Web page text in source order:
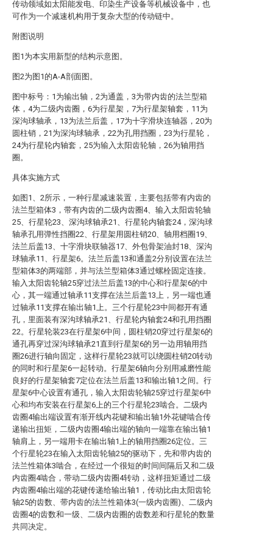
传动领域如太阳能发电、印染生产设备等机械设备中，也
可作为一个减速机构用于复杂大型的传动链中。
附图说明
图1为本实用新型的结构示意图。
图2为图1的A-A剖面图。
图中标号：1为输出轴，2为通盖，3为带内齿的法兰型箱
体，4为二级内齿圈，6为行星架，7为行星架轴套，11为
深沟球轴承，13为法兰后盖，17为十字滑块连轴器，20为
圆柱销，21为深沟球轴承，22为孔用挡圈，23为行星轮，
24为行星轮内轴套，25为输入太阳齿轮轴，26为轴用挡
圈。
具体实施方式
如图1、2所示，一种行星减速装置，主要包括带有内齿的
法兰型箱体3，带有内齿的二级内齿圈4、输入太阳齿轮轴
25、行星轮23、深沟球轴承21、行星轮内轴套24，深沟球
轴承孔用弹性挡圈22、行星架用圆柱销20、轴用档圈19、
法兰后盖13、十字滑块联轴器17、外包骨架油封18、深沟
球轴承11、行星架6。法兰后盖13和通盖2分别设置在法兰
型箱体3的两端部，并与法兰型箱体3通过螺栓固定连接。
输入太阳齿轮轴25穿过法兰后盖13的中心和行星架6的中
心，其一端通过轴承11支撑在法兰后盖13上，另一端也通
过轴承11支撑在输出轴1上。三个行星轮23中间都开有通
孔，里面装有深沟球轴承21、行星轮内轴套24和孔用挡圈
22。行星轮装23在行星架6中间，圆柱销20穿过行星架6的
通孔再穿过深沟球轴承21直到行星架6的另一边用轴用挡
圈26进行轴向固定，这样行星轮23就可以绕圆柱销20转动
的同时和行星架6一起转动。行星架6轴向分别用减磨性能
良好的行星架轴套7定位在法兰后盖13和输出轴1之间。行
星架6中心设置有通孔，输入太阳齿轮轴25穿过行星架6中
心和均布安装在行星架6上的三个行星轮23啮合。二级内
齿圈4输出端设置有渐开线内花键和输出轴1外花键啮合传
递输出扭矩，二级内齿圈4输出端的轴向一端靠在输出轴1
轴肩上，另一端用卡在输出轴1上的轴用挡圈26定位。三
个行星轮23在输入太阳齿轮轴25的驱动下，先和带内齿的
法兰性箱体3啮合，在经过一个很短的时间间隔后又和二级
内齿圈4啮合，带动二级内齿圈4转动，这样扭矩通过二级
内齿圈4输出端的花键传递给输出轴1，传动比由太阳齿轮
轴25的齿数、带内齿的法兰性箱体3(一级内齿圈)、二级内
齿圈4的齿数和一级、二级内齿圈的齿数差和行星轮的数量
共同决定。